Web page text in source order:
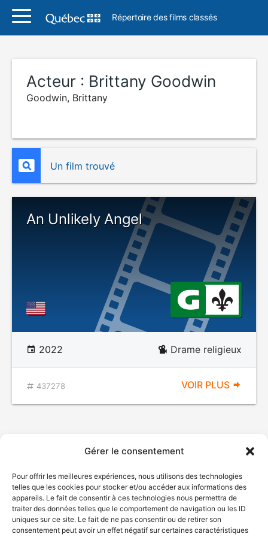
Gérer le consentement
Pour offrir les meilleures expériences, nous utilisons des technologies
telles que les cookies pour stocker et/ou accéder aux informations des
appareils. Le fait de consentir à ces technologies nous permettra de
traiter des données telles que le comportement de navigation ou les ID
uniques sur ce site. Le fait de ne pas consentir ou de retirer son
consentement peut avoir un effet négatif sur certaines caractéristiques
Répertoire des films classés
Acteur : Brittany Goodwin
Goodwin, Brittany
Un film trouvé
An Unlikely Angel
2022 Drame religieux
437278 VOIR PLUS